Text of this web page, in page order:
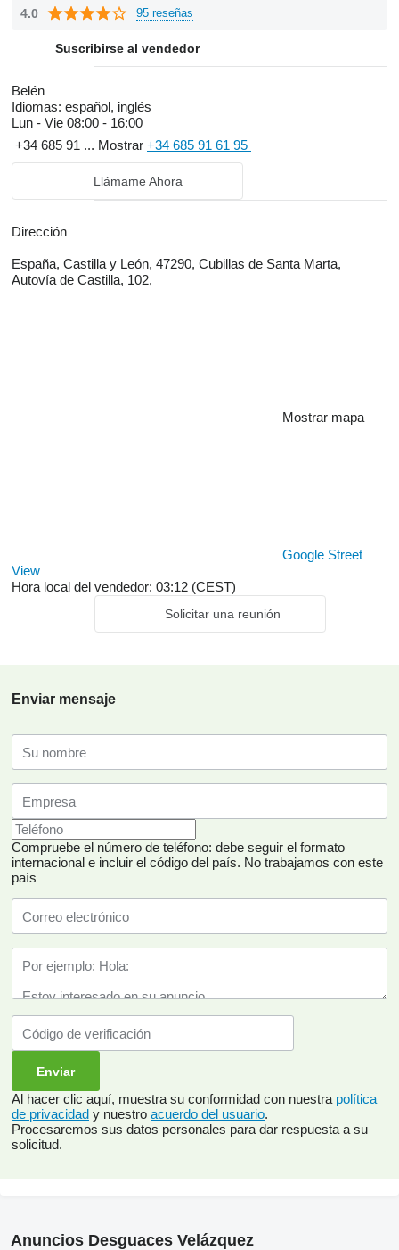
trasladados a Cigales o Cubillas, vendiendo en ella recambios
reciclados.
4.0 95 reseñas
Suscribirse al vendedor
Belén
Idiomas: español, inglés
Lun - Vie 08:00 - 16:00
+34 685 91 ... Mostrar +34 685 91 61 95
Llámame Ahora
Dirección
España, Castilla y León, 47290, Cubillas de Santa Marta,
Autovía de Castilla, 102,
Mostrar mapa
Google Street
View
Hora local del vendedor: 03:12 (CEST)
Solicitar una reunión
Enviar mensaje
Compruebe el número de teléfono: debe seguir el formato
internacional e incluir el código del país. No trabajamos con este
país
Al hacer clic aquí, muestra su conformidad con nuestra política
de privacidad y nuestro acuerdo del usuario.
Procesaremos sus datos personales para dar respuesta a su
solicitud.
Anuncios Desguaces Velázquez